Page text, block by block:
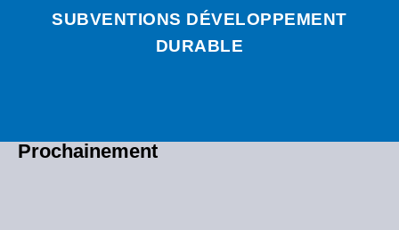
SUBVENTIONS DÉVELOPPEMENT
DURABLE
Prochainement